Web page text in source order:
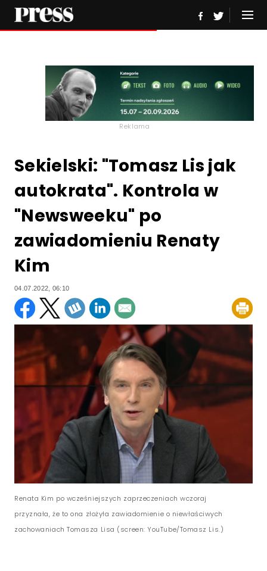
Reklama
Sekielski: "Tomasz Lis jak
autokrata". Kontrola w
"Newsweeku" po
zawiadomieniu Renaty
Kim
04.07.2022, 06:10
Renata Kim po wcześniejszych zaprzeczeniach wczoraj
przyznała, że to ona złożyła zawiadomienie o niewłaściwych
zachowaniach Tomasza Lisa (screen: YouTube/Tomasz Lis.)